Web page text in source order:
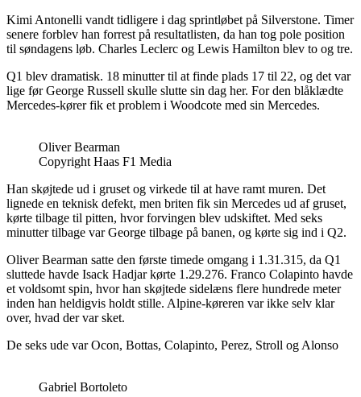
Kimi Antonelli vandt tidligere i dag sprintløbet på Silverstone. Timer
senere forblev han forrest på resultatlisten, da han tog pole position
til søndagens løb. Charles Leclerc og Lewis Hamilton blev to og tre.
Q1 blev dramatisk. 18 minutter til at finde plads 17 til 22, og det var
lige før George Russell skulle slutte sin dag her. For den blåklædte
Mercedes-kører fik et problem i Woodcote med sin Mercedes.
Oliver Bearman
Copyright Haas F1 Media
Han skøjtede ud i gruset og virkede til at have ramt muren. Det
lignede en teknisk defekt, men briten fik sin Mercedes ud af gruset,
kørte tilbage til pitten, hvor forvingen blev udskiftet. Med seks
minutter tilbage var George tilbage på banen, og kørte sig ind i Q2.
Oliver Bearman satte den første timede omgang i 1.31.315, da Q1
sluttede havde Isack Hadjar kørte 1.29.276. Franco Colapinto havde
et voldsomt spin, hvor han skøjtede sidelæns flere hundrede meter
inden han heldigvis holdt stille. Alpine-køreren var ikke selv klar
over, hvad der var sket.
De seks ude var Ocon, Bottas, Colapinto, Perez, Stroll og Alonso
Gabriel Bortoleto